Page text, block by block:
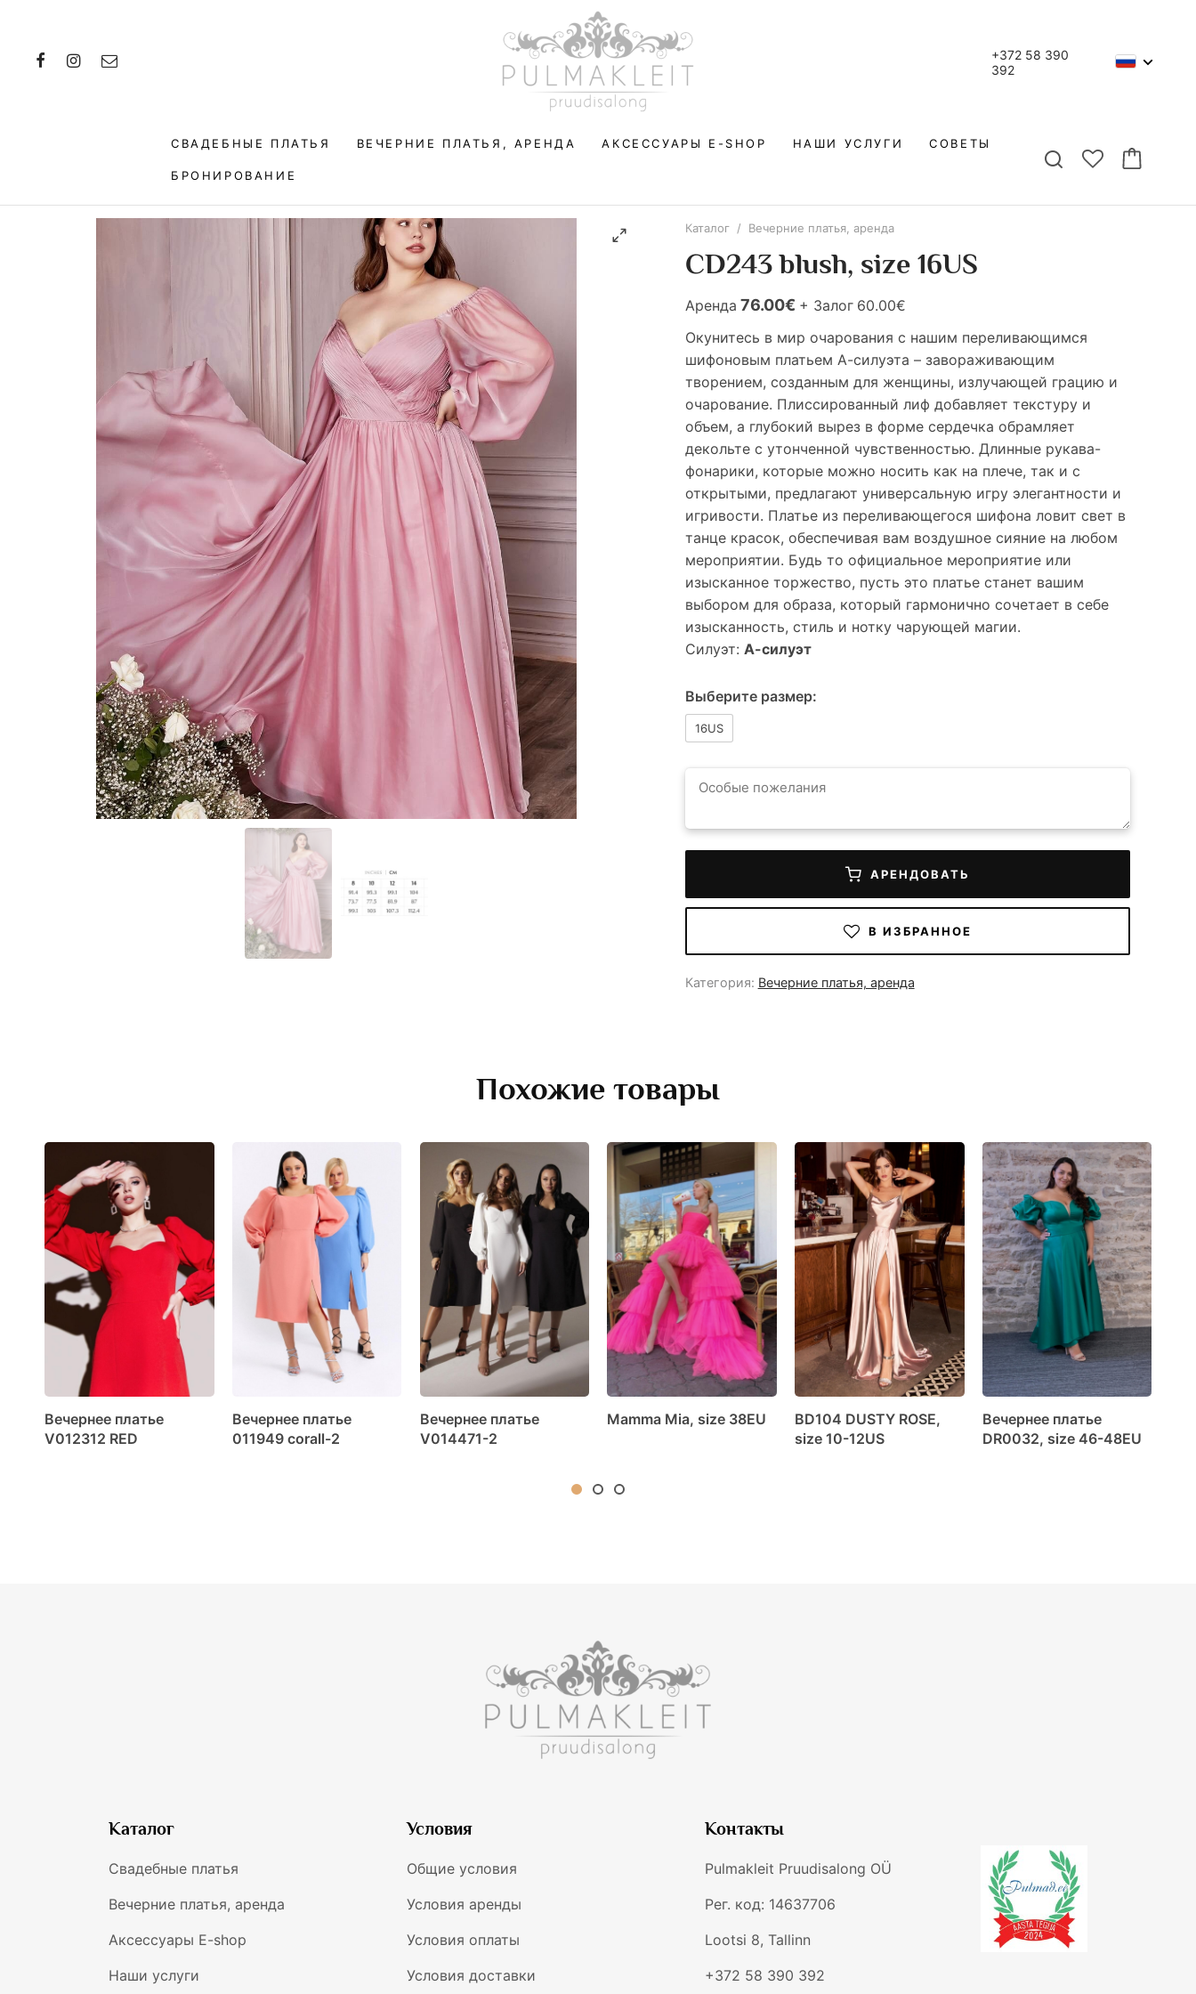
+372 58 390
392
СВАДЕБНЫЕ ПЛАТЬЯ ВЕЧЕРНИЕ ПЛАТЬЯ, АРЕНДА АКСЕССУАРЫ E-SHOP НАШИ УСЛУГИ СОВЕТЫ
БРОНИРОВАНИЕ
Каталог / Вечерние платья, аренда
CD243 blush, size 16US
Аренда 76.00€ + Залог 60.00€
Окунитесь в мир очарования с нашим переливающимся
шифоновым платьем А-силуэта – завораживающим
творением, созданным для женщины, излучающей грацию и
очарование. Плиссированный лиф добавляет текстуру и
объем, а глубокий вырез в форме сердечка обрамляет
декольте с утонченной чувственностью. Длинные рукава-
фонарики, которые можно носить как на плече, так и с
открытыми, предлагают универсальную игру элегантности и
игривости. Платье из переливающегося шифона ловит свет в
танце красок, обеспечивая вам воздушное сияние на любом
мероприятии. Будь то официальное мероприятие или
изысканное торжество, пусть это платье станет вашим
выбором для образа, который гармонично сочетает в себе
изысканность, стиль и нотку чарующей магии.
Силуэт: А-силуэт
Выберите размер:
16US
АРЕНДОВАТЬ
В ИЗБРАННОЕ
Категория: Вечерние платья, аренда
Похожие товары
Вечернее платье
V012312 RED
Вечернее платье
011949 corall-2
Вечернее платье
V014471-2
Mamma Mia, size 38EU
BD104 DUSTY ROSE,
size 10-12US
Вечернее платье
DR0032, size 46-48EU
Каталог
Свадебные платья
Вечерние платья, аренда
Аксессуары E-shop
Наши услуги
Условия
Общие условия
Условия аренды
Условия оплаты
Условия доставки
Контакты
Pulmakleit Pruudisalong OÜ
Рег. код: 14637706
Lootsi 8, Tallinn
+372 58 390 392